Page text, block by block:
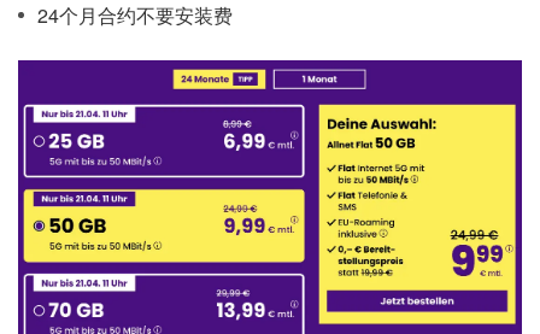
24个月合约不要安装费